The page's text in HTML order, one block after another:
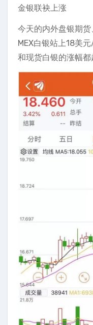
金银联袂上涨
今天的内外盘银期
MEX白银站上18美
和现货白银的涨幅都